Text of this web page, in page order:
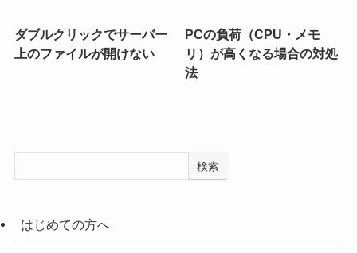
ダブルクリックでサーバー
上のファイルが開けない
PCの負荷（CPU・メモ
リ）が高くなる場合の対処
法
検索
はじめての方へ